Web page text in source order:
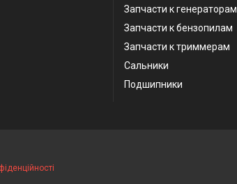
Запчасти к генераторам
Запчасти к бензопилам
Запчасти к триммерам
Сальники
Подшипники